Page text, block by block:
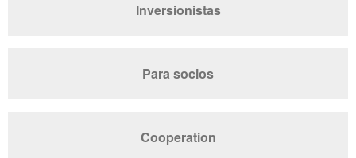
Inversionistas
Para socios
Cooperation